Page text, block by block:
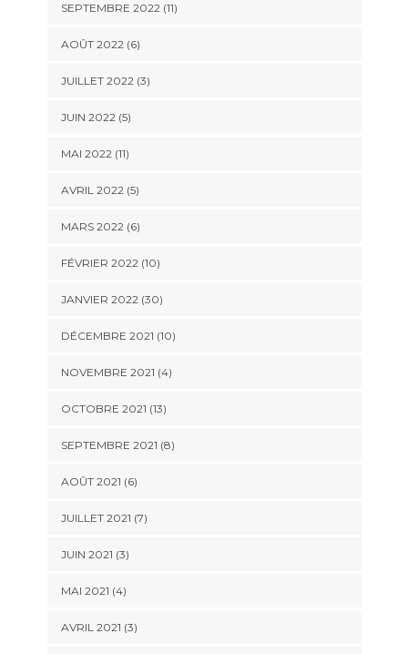
SEPTEMBRE 2022 (11)
AOÛT 2022 (6)
JUILLET 2022 (3)
JUIN 2022 (5)
MAI 2022 (11)
AVRIL 2022 (5)
MARS 2022 (6)
FÉVRIER 2022 (10)
JANVIER 2022 (30)
DÉCEMBRE 2021 (10)
NOVEMBRE 2021 (4)
OCTOBRE 2021 (13)
SEPTEMBRE 2021 (8)
AOÛT 2021 (6)
JUILLET 2021 (7)
JUIN 2021 (3)
MAI 2021 (4)
AVRIL 2021 (3)